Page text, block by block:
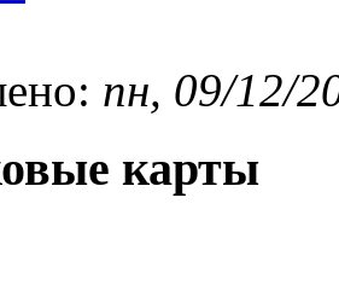
пн, 09/12/
карты